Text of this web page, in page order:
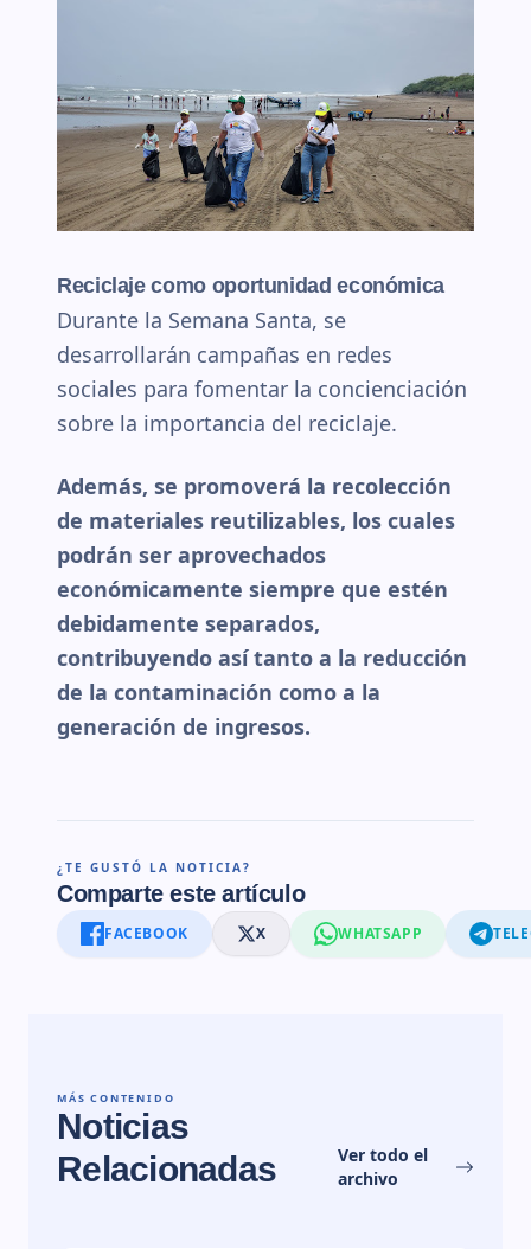
Reciclaje como oportunidad económica
Durante la Semana Santa, se
desarrollarán campañas en redes
sociales para fomentar la concienciación
sobre la importancia del reciclaje.
Además, se promoverá la recolección
de materiales reutilizables, los cuales
podrán ser aprovechados
económicamente siempre que estén
debidamente separados,
contribuyendo así tanto a la reducción
de la contaminación como a la
generación de ingresos.
¿TE GUSTÓ LA NOTICIA?
Comparte este artículo
FACEBOOK X WHATSAPP
MÁS CONTENIDO
Noticias
Relacionadas
Ver todo el
archivo